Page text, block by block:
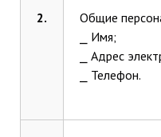
2.
Общие
⎯ Имя;
⎯ Адрес
⎯ Телефон.